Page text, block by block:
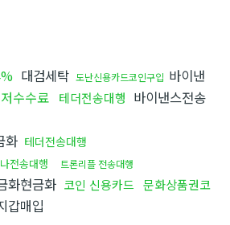
대검세탁 도난신용카드코인구입 바이낸
수수료 테더전송대행 바이낸스전송
화 테더전송대행
전송대행
트론리플 전송대행
화현금화 코인 신용카드 문화상품권코
갑매입